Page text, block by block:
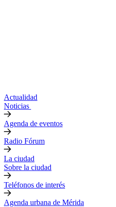
Actualidad
Noticias
Agenda de eventos
Radio Fórum
La ciudad
Sobre la ciudad
Teléfonos de interés
Agenda urbana de Mérida